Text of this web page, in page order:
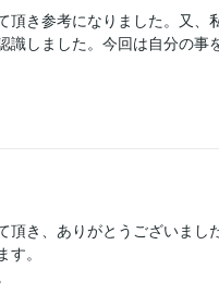
き参考になりました。又、
しました。今回は自分の事
き、ありがとうございました
。